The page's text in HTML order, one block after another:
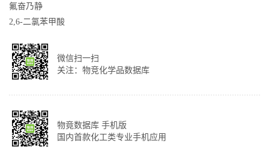
氟奋乃静
2,6-二氯苯甲酸
微信扫一扫
关注：物竞化学品数据库
物竟数据库 手机版
国内首款化工类专业手机应用